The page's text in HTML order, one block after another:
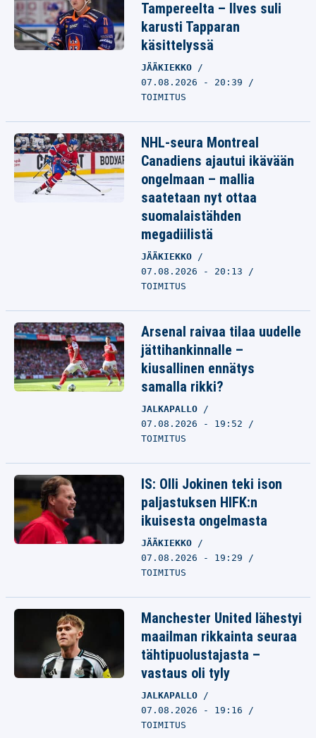
Tampereelta – Ilves suli
karusti Tapparan
käsittelyssä
JÄÄKIEKKO
07.08.2026 - 20:39
TOIMITUS
NHL-seura Montreal
Canadiens ajautui ikävään
ongelmaan – mallia
saatetaan nyt ottaa
suomalaistähden
megadiilistä
JÄÄKIEKKO
07.08.2026 - 20:13
TOIMITUS
Arsenal raivaa tilaa uudelle
jättihankinnalle –
kiusallinen ennätys
samalla rikki?
JALKAPALLO
07.08.2026 - 19:52
TOIMITUS
IS: Olli Jokinen teki ison
paljastuksen HIFK:n
ikuisesta ongelmasta
JÄÄKIEKKO
07.08.2026 - 19:29
TOIMITUS
Manchester United lähestyi
maailman rikkainta seuraa
tähtipuolustajasta –
vastaus oli tyly
JALKAPALLO
07.08.2026 - 19:16
TOIMITUS